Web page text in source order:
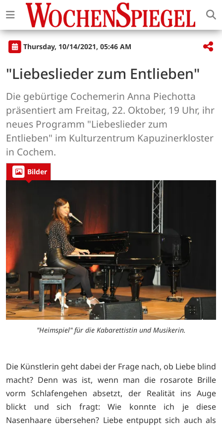
Thursday, 10/14/2021, 05:46 AM
"Liebeslieder zum Entlieben"
Die gebürtige Cochemerin Anna Piechotta
präsentiert am Freitag, 22. Oktober, 19 Uhr, ihr
neues Programm "Liebeslieder zum
Entlieben" im Kulturzentrum Kapuzinerkloster
in Cochem.
Bilder
"Heimspiel" für die Kabarettistin und Musikerin.
Die Künstlerin geht dabei der Frage nach, ob Liebe blind
macht? Denn was ist, wenn man die rosarote Brille
vorm Schlafengehen absetzt, der Realität ins Auge
blickt und sich fragt: Wie konnte ich je diese
Nasenhaare übersehen? Liebe entpuppt sich auch als